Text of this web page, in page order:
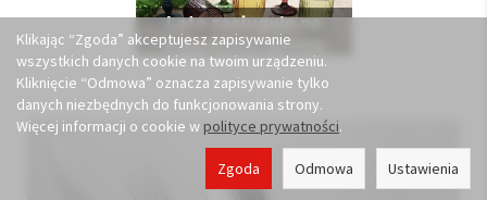
Lato zasługuje na
wyjątkową oprawę
Klikając “Zgoda” akceptujesz zapisywanie
wszystkich danych cookie na twoim urządzeniu.
Kliknięcie “Odmowa” oznacza zapisywanie tylko
danych niezbędnych do funkcjonowania strony.
Więcej informacji o cookie w polityce prywatności.
Ustawienia
Odmowa
Zgoda